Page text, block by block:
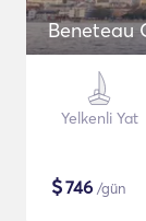
Beneteau
Yelkenli Yat
$746 /gün